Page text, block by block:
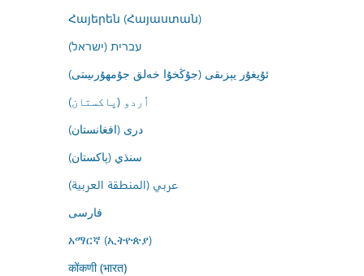
Հայերեն (Հայաստան)
עברית (ישראל)
ئۇيغۇر يېزىقى (جۇڭخۇا خەلق جۇمھۇرىيىتى)
اُردو (پاکستان)
درى (افغانستان)
سنڌي (پاکستان)
عربي (المنطقة العربية)
فارسى
አማርኛ (ኢትዮጵያ)
कोंकणी (भारत)